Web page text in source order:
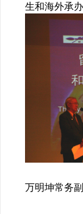
生和海外承
万明坤常务